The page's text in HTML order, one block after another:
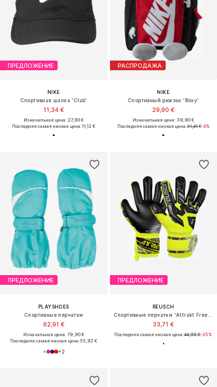
ПРЕДЛОЖЕНИЕ
NIKE
Спортивная шапка 'Club'
11,34 €
Изначальная цена: 27,90 €
Последняя самая низкая цена:11,12 €
РАСПРОДАЖА
NIKE
Спортивный рюкзак 'Boxy'
29,90 €
Изначальная цена: 39,90 €
Последняя самая низкая цена:31,41 €-4%
ПРЕДЛОЖЕНИЕ
PLAYSHOES
Спортивные перчатки
62,91 €
Изначальная цена: 79,90 €
Последняя самая низкая цена:55,92 €
+2
ПРЕДЛОЖЕНИЕ
REUSCH
33,71 €
Последняя самая низкая цена:44,95 €-25%